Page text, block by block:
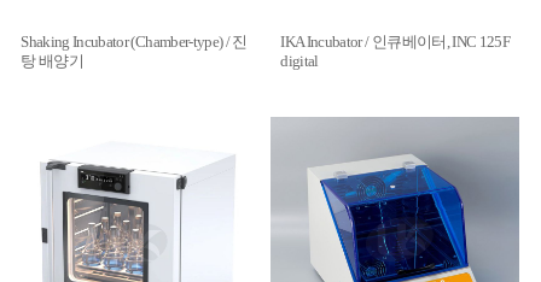
Shaking Incubator (Chamber-type) / 진
탕 배양기
IKA Incubator / 인큐베이터, INC 125F
digital